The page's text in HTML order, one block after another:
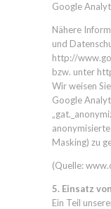
Google
Nähere
und
http://
bzw. unter
Wir weisen
Google
Masking) zu
(Quelle:
5. Einsatz
Ein Teil